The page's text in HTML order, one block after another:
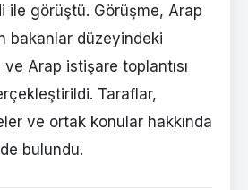
ile görüştü. Görüşme, Arap
bakanlar düzeyindeki
ve Arap istişare toplantısı
Taraflar,
ve ortak konular hakkında
bulundu.